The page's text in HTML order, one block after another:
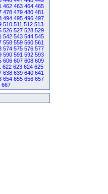
462 463 464 465
478 479 480 481
494 495 496 497
510 511 512 513
526 527 528 529
542 543 544 545
558 559 560 561
574 575 576 577
590 591 592 593
606 607 608 609
622 623 624 625
638 639 640 641
654 655 656 657
667